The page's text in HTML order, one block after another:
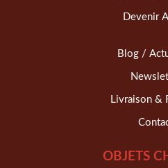
Devenir
Blog /
Livraison &
OBJETS